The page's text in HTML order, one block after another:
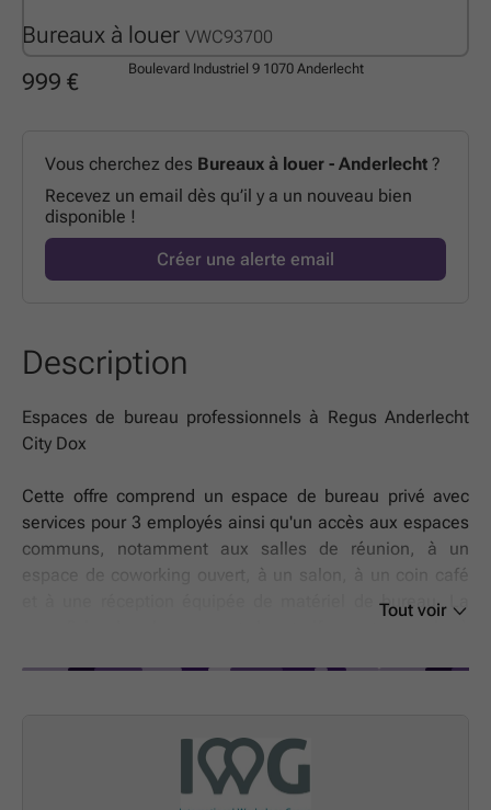
Bureaux à louer VWC93700
999 €
Boulevard Industriel 9 1070 Anderlecht
Vous cherchez des Bureaux à louer - Anderlecht ?
Recevez un email dès qu’il y a un nouveau bien
disponible !
Créer une alerte email
Description
Espaces de bureau professionnels à Regus Anderlecht
City Dox
Cette offre comprend un espace de bureau privé avec
services pour 3 employés ainsi qu'un accès aux espaces
communs, notamment aux salles de réunion, à un
espace de coworking ouvert, à un salon, à un coin café
et à une réception équipée de matériel de bureau. La
Tournez-vous vers l'avenir en optant pour un espace de
Tout voir